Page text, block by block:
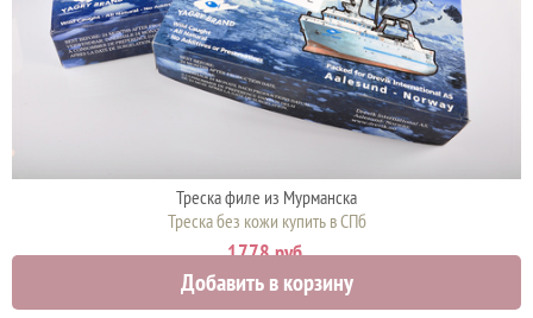
Треска филе из Мурманска
Треска без кожи купить в СПб
1778 руб.
Добавить в корзину